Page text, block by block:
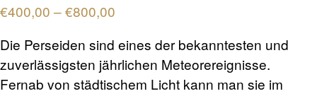
€400,00 –€800,00
bis
€800,00
Die Perseiden sind eines der bekanntesten und
zuverlässigsten jährlichen Meteorereignisse.
Fernab von städtischem Licht kann man sie im